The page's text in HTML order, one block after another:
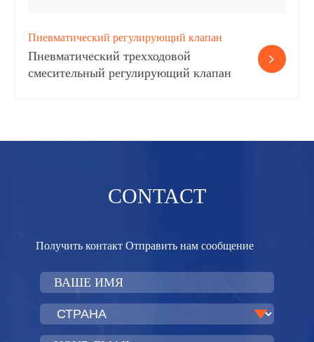
Пневматический регулирующий клапан
Пневматический трехходовой
смесительный регулирующий клапан
CONTACT
Получить контакт Отправить нам сообщение​